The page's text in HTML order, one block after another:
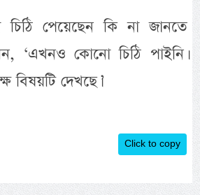
পেয়েছেন কি না জানতে
‘এখনও কোনো চিঠি পাইনি।
বিষয়টি দেখছে।’
Click to copy